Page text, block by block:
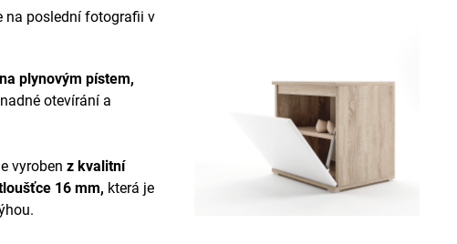
na poslední fotografii v
plynovým pístem,
otevírání a
vyroben z kvalitní
16 mm, která je